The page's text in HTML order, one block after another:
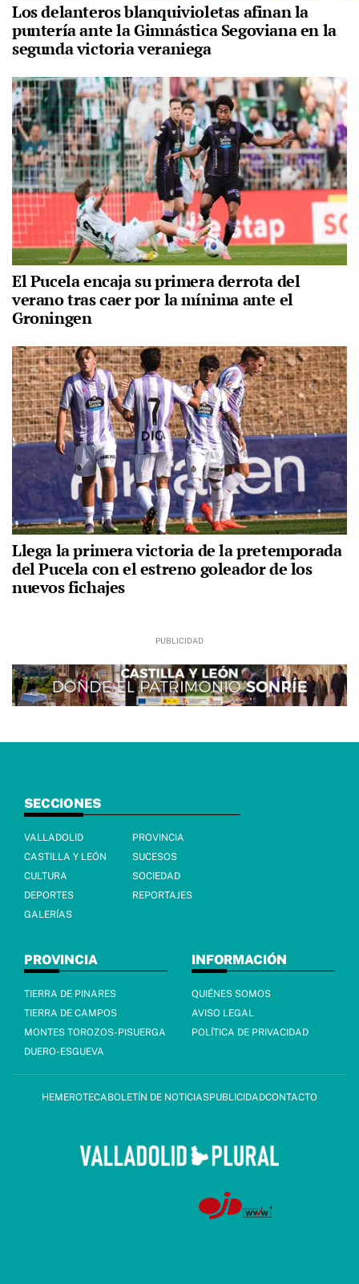
Los delanteros blanquivioletas afinan la
puntería ante la Gimnástica Segoviana en la
segunda victoria veraniega
El Pucela encaja su primera derrota del
verano tras caer por la mínima ante el
Groningen
Llega la primera victoria de la pretemporada
del Pucela con el estreno goleador de los
nuevos fichajes
SECCIONES
VALLADOLID
PROVINCIA
CASTILLA Y LEÓN
SUCESOS
CULTURA
SOCIEDAD
DEPORTES
REPORTAJES
GALERÍAS
PROVINCIA
TIERRA DE PINARES
TIERRA DE CAMPOS
MONTES TOROZOS-PISUERGA
DUERO-ESGUEVA
INFORMACIÓN
QUIÉNES SOMOS
AVISO LEGAL
POLÍTICA DE PRIVACIDAD
HEMEROTECABOLETÍN DE NOTICIASPUBLICIDADCONTACTO